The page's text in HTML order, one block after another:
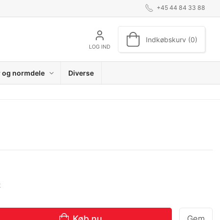
+45 44 84 33 88
LOG IND
Indkøbskurv (0)
normdele Diverse